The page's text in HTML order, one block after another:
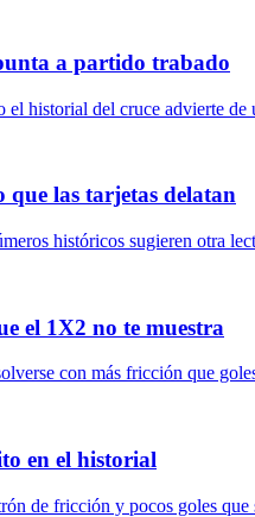
a partido trabado
historial del cruce advierte
las tarjetas delatan
históricos sugieren otra
el 1X2 no te muestra
con más fricción que
en el historial
de fricción y pocos goles